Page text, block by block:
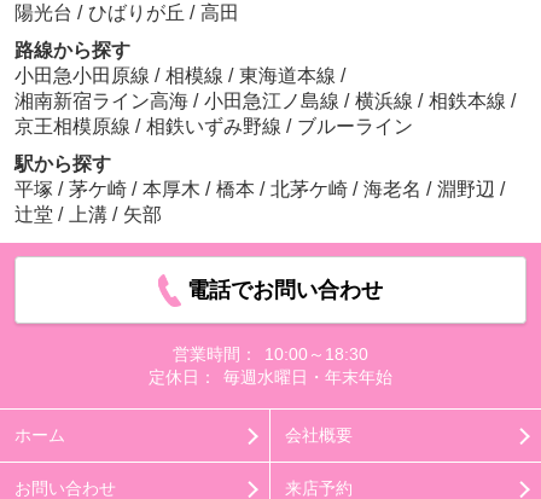
陽光台 / ひばりが丘 / 高田
路線から探す
小田急小田原線 / 相模線 / 東海道本線 /
湘南新宿ライン高海 / 小田急江ノ島線 / 横浜線 / 相鉄本線 /
京王相模原線 / 相鉄いずみ野線 / ブルーライン
駅から探す
平塚 / 茅ケ崎 / 本厚木 / 橋本 / 北茅ケ崎 / 海老名 / 淵野辺 /
辻堂 / 上溝 / 矢部
電話でお問い合わせ
営業時間：
10:00～18:30
定休日：
毎週水曜日・年末年始
ホーム 会社概要
お問い合わせ 来店予約